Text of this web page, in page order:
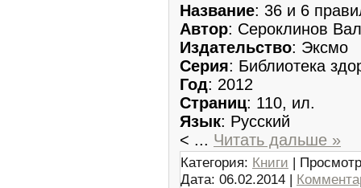
Название: 36 и 6
Автор: Сероклинов
Издательство: Эксмо
Серия: Библиотека
Год: 2012
Страниц: 110, ил.
Язык: Русский
< ... Читать дальше »
Категория: Книги |
Дата: 06.02.2014 |